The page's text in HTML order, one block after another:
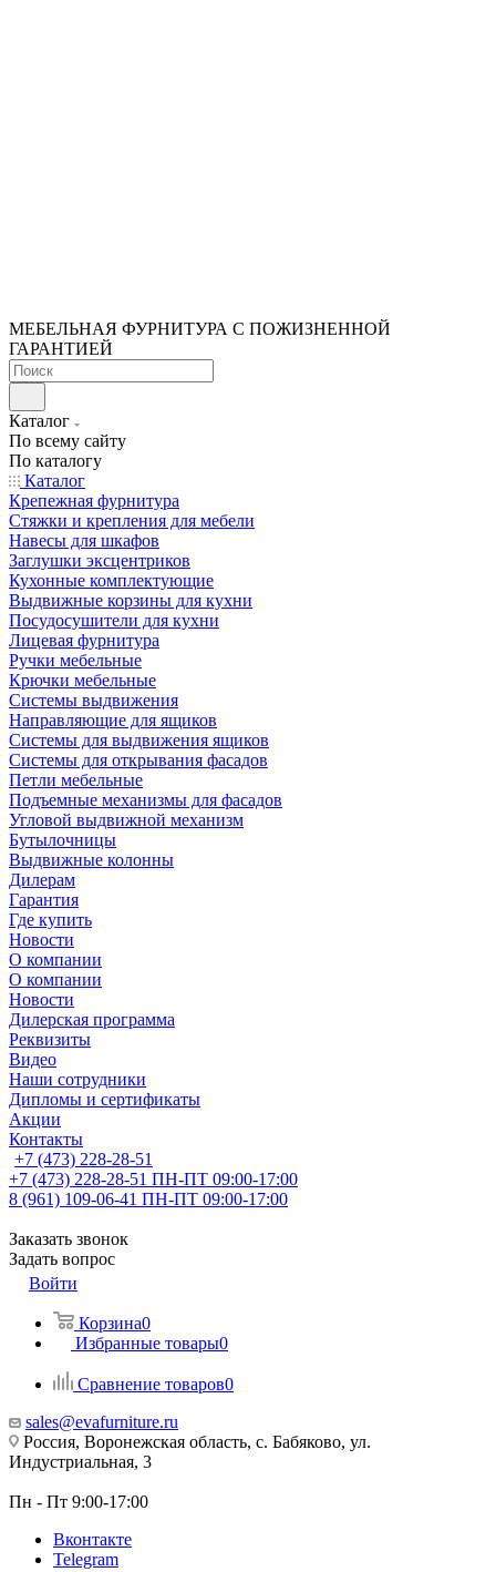
МЕБЕЛЬНАЯ ФУРНИТУРА С ПОЖИЗНЕННОЙ
ГАРАНТИЕЙ
Каталог
По всему сайту
По каталогу
Каталог
Крепежная фурнитура
Стяжки и крепления для мебели
Навесы для шкафов
Заглушки эксцентриков
Кухонные комплектующие
Выдвижные корзины для кухни
Посудосушители для кухни
Лицевая фурнитура
Ручки мебельные
Крючки мебельные
Системы выдвижения
Направляющие для ящиков
Системы для выдвижения ящиков
Системы для открывания фасадов
Петли мебельные
Подъемные механизмы для фасадов
Угловой выдвижной механизм
Бутылочницы
Выдвижные колонны
Дилерам
Гарантия
Где купить
Новости
О компании
О компании
Новости
Дилерская программа
Реквизиты
Видео
Наши сотрудники
Дипломы и сертификаты
Акции
Контакты
+7 (473) 228-28-51
+7 (473) 228-28-51 ПН-ПТ 09:00-17:00
8 (961) 109-06-41 ПН-ПТ 09:00-17:00
Заказать звонок
Задать вопрос
Войти
Корзина0
Избранные товары0
Сравнение товаров0
sales@evafurniture.ru
Россия, Воронежская область, с. Бабяково, ул.
Индустриальная, 3
Пн - Пт 9:00-17:00
Вконтакте
Telegram